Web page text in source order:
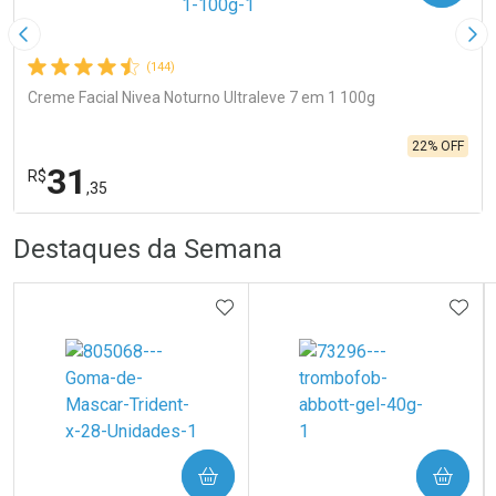
Imagem Anterior
(144)
Creme Facial Nivea Noturno Ultraleve 7 em 1 100g
R$31 ,35
22% OFF
Laboratório
Por Menos
Destaques da Semana
ADICIONAR AOS FAVORITOS
COMPRAR COMPRAR